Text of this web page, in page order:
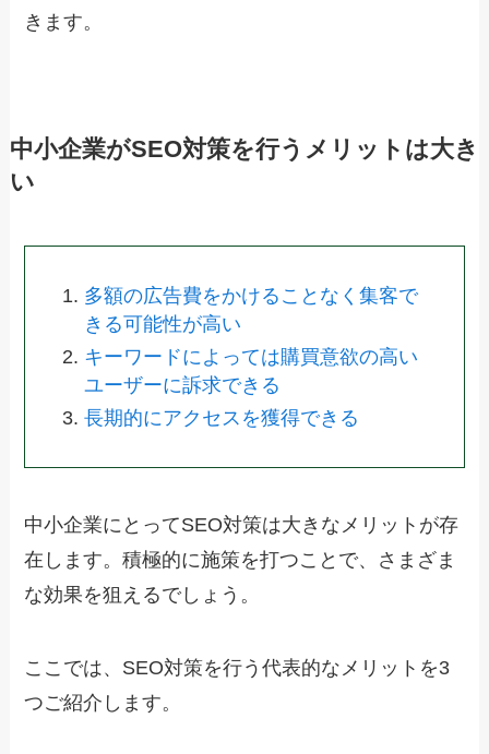
きます。
中小企業がSEO対策を行うメリットは大き
い
多額の広告費をかけることなく集客で
きる可能性が高い
キーワードによっては購買意欲の高い
ユーザーに訴求できる
長期的にアクセスを獲得できる
中小企業にとってSEO対策は大きなメリットが存
在します。積極的に施策を打つことで、さまざま
な効果を狙えるでしょう。
ここでは、SEO対策を行う代表的なメリットを3
つご紹介します。